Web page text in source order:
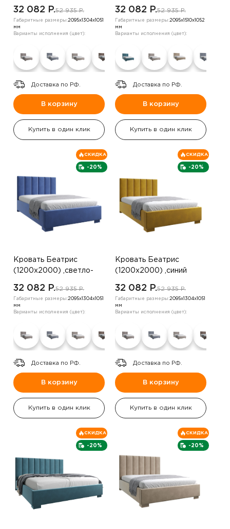
32 082 P.52 935 P.
Габаритные размеры:2095х1304х1051
мм
Варианты исполнения (цвет):
Доставка по РФ.
В корзину
Купить в один клик
32 082 P.52 935 P.
Габаритные размеры:2095х1510х1052
мм
Варианты исполнения (цвет):
Доставка по РФ.
В корзину
Купить в один клик
-20%
СКИДКА
Кровать Беатрис
(1200х2000) ,светло-
32 082 P.52 935 P.
Габаритные размеры:2095х1304х1051
мм
Варианты исполнения (цвет):
Доставка по РФ.
В корзину
Купить в один клик
-20%
СКИДКА
Кровать Беатрис
(1200х2000) ,синий
32 082 P.52 935 P.
Габаритные размеры:2095х1304х1051
мм
Варианты исполнения (цвет):
Доставка по РФ.
В корзину
Купить в один клик
-20%
СКИДКА
-20%
СКИДКА